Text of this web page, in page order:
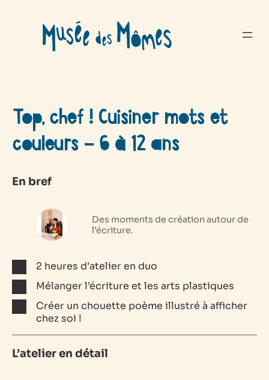
contenu
Top, chef ! Cuisiner mots et
couleurs – 6 à 12 ans
En bref
Des moments de création autour de
l’écriture.
2 heures d’atelier en duo
Mélanger l’écriture et les arts plastiques
Créer un chouette poème illustré à afficher
chez soi !
L’atelier en détail